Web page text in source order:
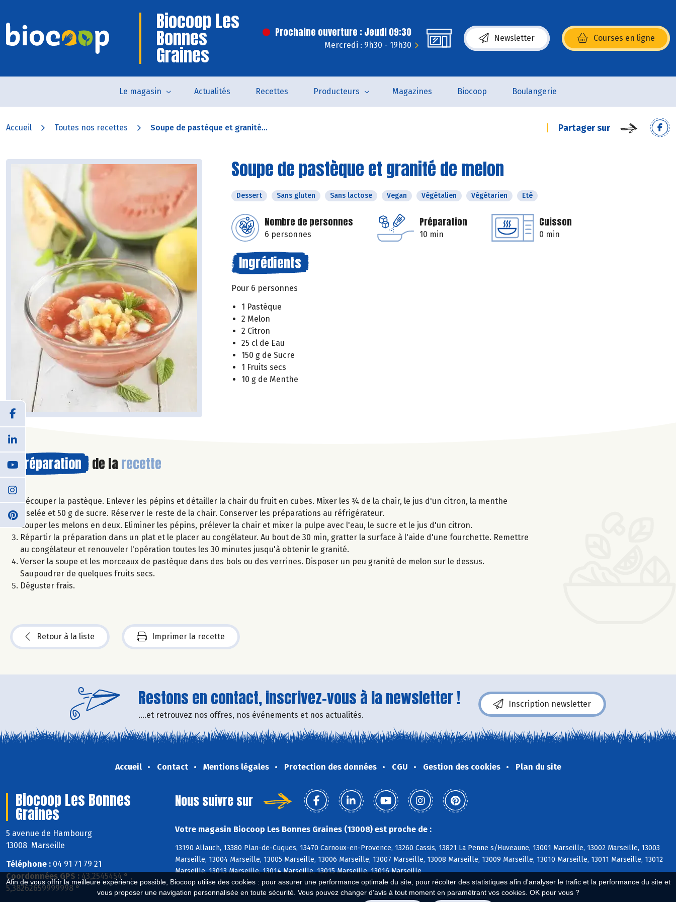
Afin de vous offrir la meilleure expérience possible, Biocoop utilise des cookies : pour assurer une performance optimale du site, pour récolter des statistiques afin d'analyser le trafic et la performance du site et
vous proposer une navigation personnalisée en toute sécurité. Vous pouvez changer d'avis à tout moment en paramétrant vos cookies. OK pour vous ?
Biocoop Les
Bonnes
Graines
Prochaine ouverture : Jeudi 09:30
Mercredi : 9h30 - 19h30
Newsletter Courses en ligne
(s’ouvre dans une nouvelle fenêtre)
Le magasin Actualités Recettes Producteurs Magazines Biocoop Boulangerie
Accueil Toutes nos recettes Soupe de pastèque et granité... Partager sur
Soupe de pastèque et granité de melon
Dessert Sans gluten Sans lactose Vegan Végétalien Végétarien Eté
Nombre de personnes
6 personnes
Préparation
10 min
Cuisson
0 min
Ingrédients
Pour 6 personnes
1 Pastèque
2 Melon
2 Citron
25 cl de Eau
150 g de Sucre
1 Fruits secs
10 g de Menthe
Préparation de la recette
Découper la pastèque. Enlever les pépins et détailler la chair du fruit en cubes. Mixer les ¾ de la chair, le jus d'un citron, la menthe
ciselée et 50 g de sucre. Réserver le reste de la chair. Conserver les préparations au réfrigérateur.
Couper les melons en deux. Eliminer les pépins, prélever la chair et mixer la pulpe avec l'eau, le sucre et le jus d'un citron.
Répartir la préparation dans un plat et le placer au congélateur. Au bout de 30 min, gratter la surface à l'aide d'une fourchette. Remettre
au congélateur et renouveler l'opération toutes les 30 minutes jusqu'à obtenir le granité.
Verser la soupe et les morceaux de pastèque dans des bols ou des verrines. Disposer un peu granité de melon sur le dessus.
Saupoudrer de quelques fruits secs.
Déguster frais.
Retour à la liste Imprimer la recette
Restons en contact, inscrivez-vous à la newsletter !
....et retrouvez nos offres, nos événements et nos actualités.
Inscription newsletter
Accueil Contact Mentions légales Protection des données CGU Gestion des cookies Plan du site
Biocoop Les Bonnes
Graines
5 avenue de Hambourg
13008 Marseille
Téléphone : 04 91 71 79 21
Coordonnées GPS : 43,2545454 ° ,
5,38262659999998 °
Nous suivre sur
Votre magasin Biocoop Les Bonnes Graines (13008) est proche de :
13190 Allauch, 13380 Plan-de-Cuques, 13470 Carnoux-en-Provence, 13260 Cassis, 13821 La Penne s/Huveaune, 13001 Marseille, 13002 Marseille, 13003
Marseille, 13004 Marseille, 13005 Marseille, 13006 Marseille, 13007 Marseille, 13008 Marseille, 13009 Marseille, 13010 Marseille, 13011 Marseille, 13012
Marseille, 13013 Marseille, 13014 Marseille, 13015 Marseille, 13016 Marseille